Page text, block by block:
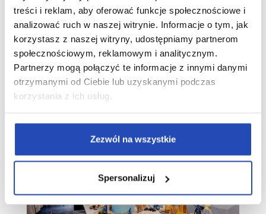
treści i reklam, aby oferować funkcje społecznościowe i
analizować ruch w naszej witrynie. Informacje o tym, jak
korzystasz z naszej witryny, udostępniamy partnerom
społecznościowym, reklamowym i analitycznym.
Partnerzy mogą połączyć te informacje z innymi danymi
otrzymanymi od Ciebie lub uzyskanymi podczas
korzystania z ich usług.
Zezwól na wszystkie
Spersonalizuj
upały w mieście? Poznaj
chłodne atrakcje na
upały dla dzieci na
Śląsku!